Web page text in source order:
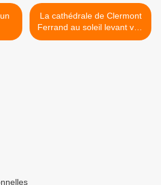
La cathédrale de Clermont
Ferrand au soleil levant vue
de loin ... >